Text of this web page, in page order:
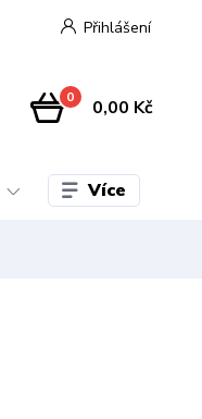
Přihlášení
0 0,00 Kč
Více